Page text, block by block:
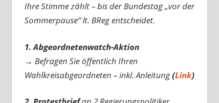
Ihre Stimme zählt – bis der Bundestag „vor der
Sommerpause“ lt. BReg entscheidet.
1. Abgeordnetenwatch-Aktion
→ Befragen Sie öffentlich Ihren
Wahlkreisabgeordneten – inkl. Anleitung(Link)